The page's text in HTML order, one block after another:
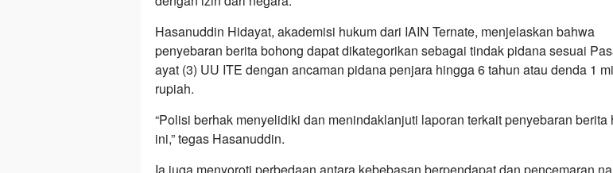
Hasanuddin Hidayat, akademisi hukum dari IAIN Ternate, menjelaskan bahwa
penyebaran berita bohong dapat dikategorikan sebagai tindak pidana sesuai
ayat (3) UU ITE dengan ancaman pidana penjara hingga 6 tahun atau denda 1
rupiah.
“Polisi berhak menyelidiki dan menindaklanjuti laporan terkait penyebaran berita
ini,” tegas Hasanuddin.
Ia juga menyoroti perbedaan antara kebebasan berpendapat dan pencemaran